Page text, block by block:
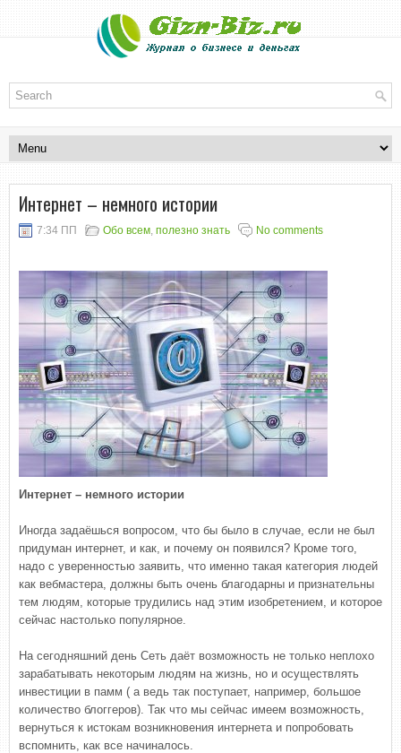
Интернет – немного истории
7:34 ПП Обо всем, полезно знать No comments
Интернет – немного истории
Иногда задаёшься вопросом, что бы было в случае, если не был
придуман интернет, и как, и почему он появился? Кроме того,
надо с уверенностью заявить, что именно такая категория людей
как вебмастера, должны быть очень благодарны и признательны
тем людям, которые трудились над этим изобретением, и которое
сейчас настолько популярное.
На сегодняшний день Сеть даёт возможность не только неплохо
зарабатывать некоторым людям на жизнь, но и осуществлять
инвестиции в памм ( а ведь так поступает, например, большое
количество блоггеров). Так что мы сейчас имеем возможность,
вернуться к истокам возникновения интернета и попробовать
вспомнить, как все начиналось.